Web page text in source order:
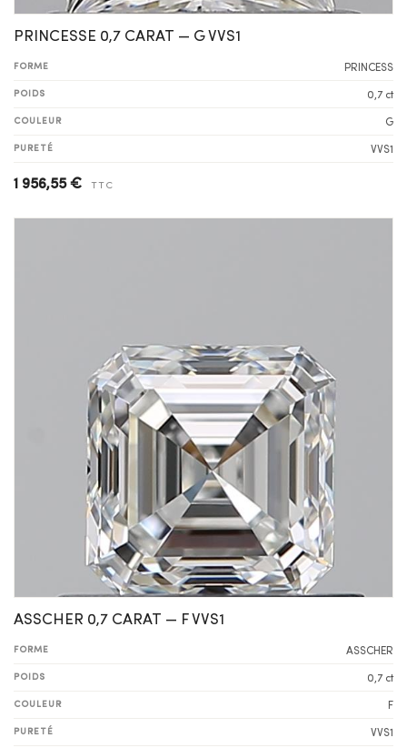
PRINCESSE 0,7 CARAT — G VVS1
FORME PRINCESS
POIDS 0,7 ct
COULEUR G
PURETÉ VVS1
1 956,55 € TTC
ASSCHER 0,7 CARAT — F VVS1
FORME ASSCHER
POIDS 0,7 ct
COULEUR F
PURETÉ VVS1